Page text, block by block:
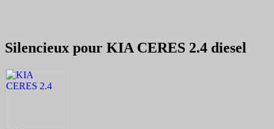
Silencieux pour KIA CERES 2.4 diesel